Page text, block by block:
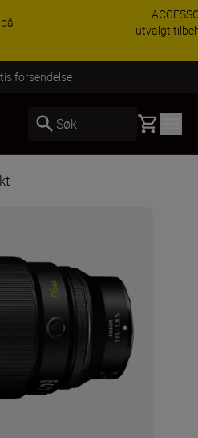
| Få 15 % rabatt på
komplett i dag.
Levering innen 3–6 virkedager
Søk Basket